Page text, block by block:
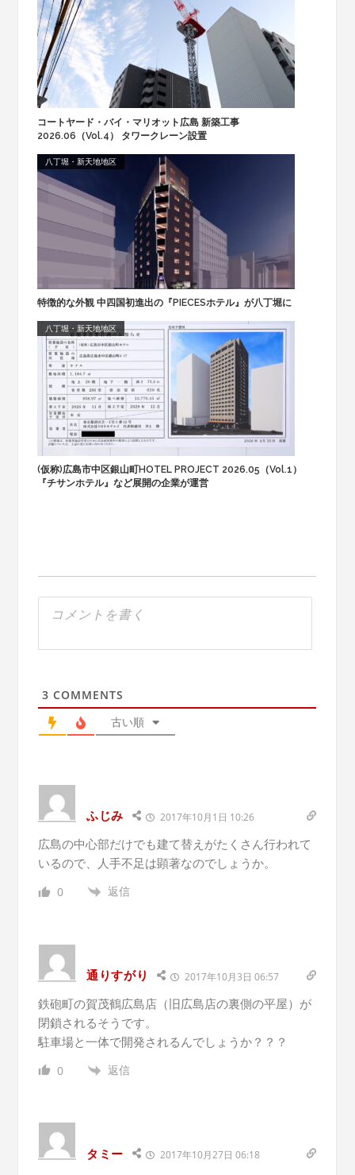
コートヤード・バイ・マリオット広島 新築工事
2026.06（Vol.4） タワークレーン設置
八丁堀・新天地地区
特徴的な外観 中四国初進出の『PIECESホテル』が八丁堀に
八丁堀・新天地地区
(仮称)広島市中区銀山町HOTEL PROJECT 2026.05（Vol.1）
『チサンホテル』など展開の企業が運営
3 COMMENTS
古い順
ふじみ 2017年10月1日 10:26
広島の中心部だけでも建て替えがたくさん行われて
いるので、人手不足は顕著なのでしょうか。
0 返信
通りすがり 2017年10月3日 06:57
鉄砲町の賀茂鶴広島店（旧広島店の裏側の平屋）が
閉鎖されるそうです。
駐車場と一体で開発されるんでしょうか？？？
0 返信
タミー 2017年10月27日 06:18